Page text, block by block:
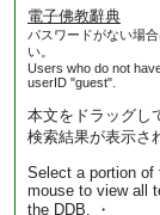
電子佛教辭典
パスワードがない場
い。
Users who do not
userID "guest".
本文をドラッグし
検索結果が表示さ
Select a portion of
mouse to view all
the DDB. ・